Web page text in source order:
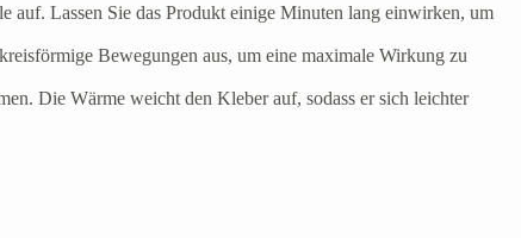
auf. Lassen Sie das Produkt einige Minuten lang einwirken, um
Bewegungen aus, um eine maximale Wirkung zu
Die Wärme weicht den Kleber auf, sodass er sich leichter